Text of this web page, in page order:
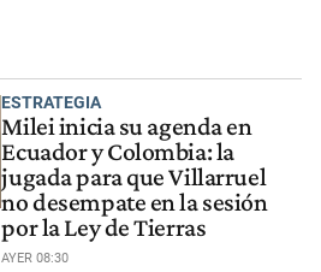
ESTRATEGIA
Milei inicia su agenda en
Ecuador y Colombia: la
jugada para que Villarruel
no desempate en la sesión
por la Ley de Tierras
AYER 08:30